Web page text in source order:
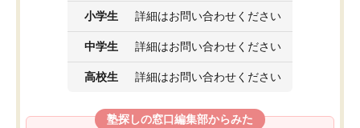
小学生 詳細はお問い合わせください
中学生 詳細はお問い合わせください
高校生 詳細はお問い合わせください
塾探しの窓口編集部からみた